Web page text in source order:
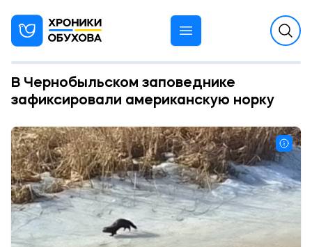
В Чернобыльском заповеднике
зафиксировали американскую норку